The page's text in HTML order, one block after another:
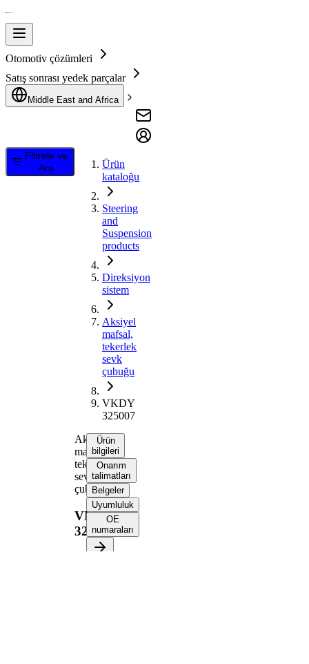
Otomotiv çözümleri
Satış sonrası yedek parçalar
Middle East and Africa
Filtrele ve
Ara
Ürün
kataloğu
Steering
and
Suspension
products
Direksiyon
sistem
Aksiyel
mafsal,
tekerlek
sevk
çubuğu
VKDY
325007
Aksiyel
mafsal,
tekerlek
sevk
çubuğu
VKDY
325007
Ürün
bilgileri
Onarım
talimatları
Belgeler
Uyumluluk
OE
numaraları